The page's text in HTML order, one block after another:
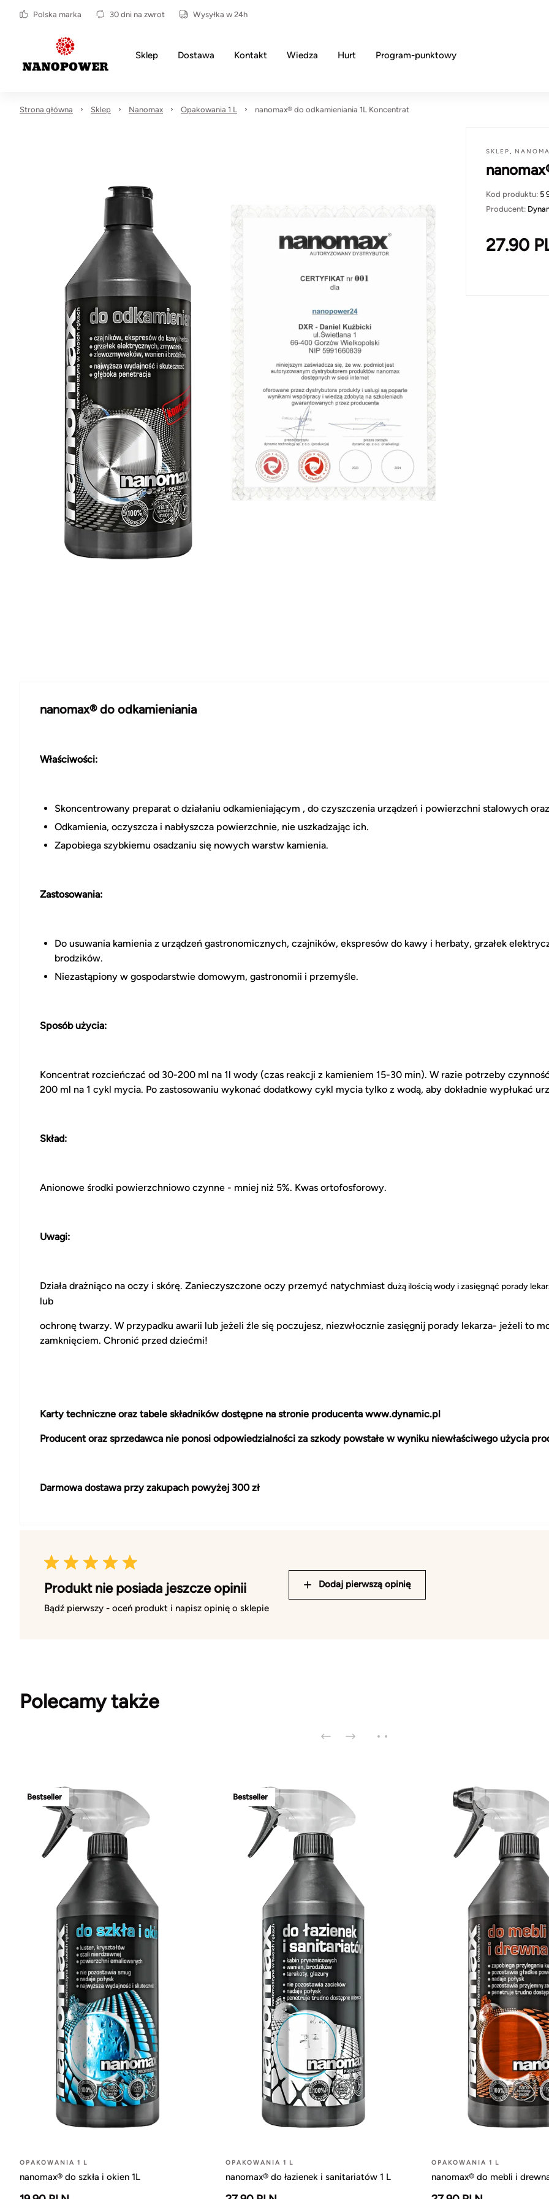
Polska marka 30 dni na zwrot Wysyłka w 24h
Sklep Dostawa Kontakt Wiedza Hurt Program-punktowy
Strona główna Sklep Nanomax Opakowania 1 L nanomax® do odkamieniania 1L Koncentrat
SKLEP,
Kod produktu: 5
Producent:
27.90
nanomax® do odkamieniania
Właściwości:
Skoncentrowany preparat o działaniu odkamieniającym , do czyszczenia urządzeń i powierzchni stalowych
Odkamienia, oczyszcza i nabłyszcza powierzchnie, nie uszkadzając ich.
Zapobiega szybkiemu osadzaniu się nowych warstw kamienia.
Zastosowania:
Do usuwania kamienia z urządzeń gastronomicznych, czajników, ekspresów do kawy i herbaty, grzałek
brodzików.
Niezastąpiony w gospodarstwie domowym, gastronomii i przemyśle.
Sposób użycia:
Koncentrat rozcieńczać od 30-200 ml na 1l wody (czas reakcji z kamieniem 15-30 min). W razie potrzeby
200 ml na 1 cykl mycia. Po zastosowaniu wykonać dodatkowy cykl mycia tylko z wodą, aby dokładnie wypłukać
Skład:
Anionowe środki powierzchniowo czynne - mniej niż 5%. Kwas ortofosforowy.
Uwagi:
Działa drażniąco na oczy i skórę. Zanieczyszczone oczy przemyć natychmiast dużą ilością wody i zasięgnąć porady
lub
ochronę twarzy. W przypadku awarii lub jeżeli źle się poczujesz, niezwłocznie zasięgnij porady lekarza- jeżeli to
zamknięciem. Chronić przed dziećmi!
Karty techniczne oraz tabele składników dostępne na stronie producenta www.dynamic.pl
Producent oraz sprzedawca nie ponosi odpowiedzialności za szkody powstałe w wyniku niewłaściwego użycia
Darmowa dostawa przy zakupach powyżej 300 zł
Produkt nie posiada jeszcze opinii
Bądź pierwszy - oceń produkt i napisz opinię o sklepie
Dodaj pierwszą opinię
Polecamy także
Bestseller
OPAKOWANIA 1 L
nanomax® do szkła i okien 1L
Bestseller
OPAKOWANIA 1 L
nanomax® do łazienek i sanitariatów 1 L
OPAKOWANIA 1 L
nanomax® do mebli i